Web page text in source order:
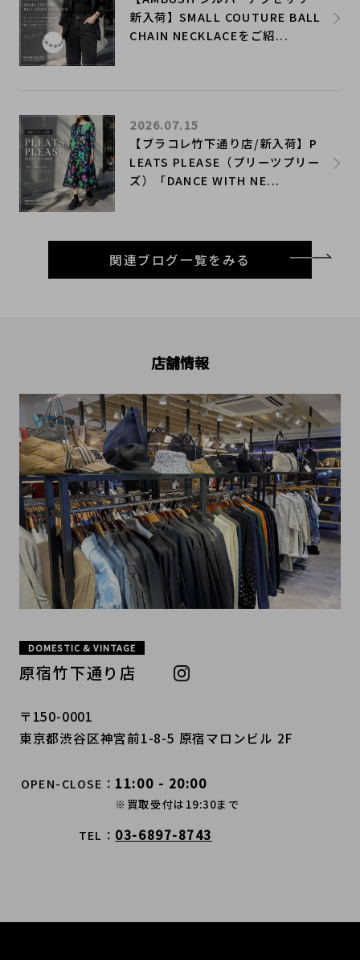
新入荷】SMALL COUTURE BALL
CHAIN NECKLACEをご紹...
【ブラコレ竹下通り店/新入荷】P
LEATS PLEASE（プリーツプリー
ズ）「DANCE WITH NE...
2026.07.15
関連ブログ一覧をみる
店舗情報
DOMESTIC & VINTAGE
原宿竹下通り店
〒150-0001
東京都渋谷区神宮前1-8-5 原宿マロンビル 2F
OPEN-CLOSE 11:00 - 20:00
※買取受付は19:30まで
TEL 03-6897-8743